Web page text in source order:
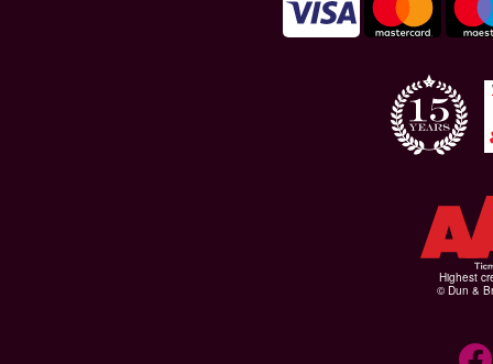
Highest
© Dun &